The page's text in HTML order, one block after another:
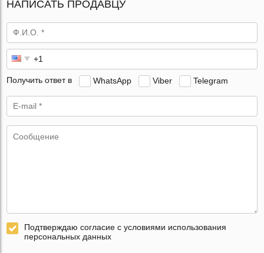
НАПИСАТЬ ПРОДАВЦУ
Получить ответ в WhatsApp Viber Telegram
Подтверждаю согласие с условиями использования
персональных данных